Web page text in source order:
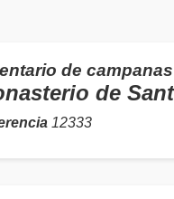
de campanas
de
12333